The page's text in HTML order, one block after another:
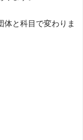
体と科目で変わりま